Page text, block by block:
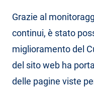
Grazie al
continui, è stato
miglioramento del
del sito web ha
delle pagine viste